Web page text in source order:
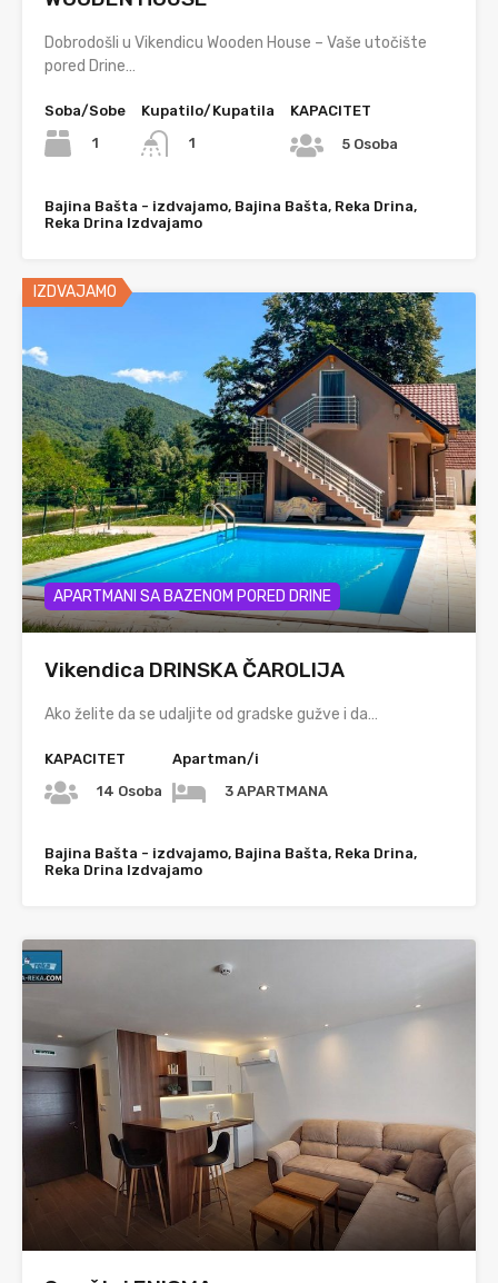
Dobrodošli u Vikendicu Wooden House – Vaše utočište
pored Drine…
Soba/Sobe
1
Kupatilo/Kupatila
1
KAPACITET
5 Osoba
Bajina Bašta - izdvajamo, Bajina Bašta, Reka Drina,
Reka Drina Izdvajamo
IZDVAJAMO
APARTMANI SA BAZENOM PORED DRINE
Vikendica DRINSKA ČAROLIJA
Ako želite da se udaljite od gradske gužve i da…
KAPACITET
14 Osoba
Apartman/i
3 APARTMANA
Bajina Bašta - izdvajamo, Bajina Bašta, Reka Drina,
Reka Drina Izdvajamo